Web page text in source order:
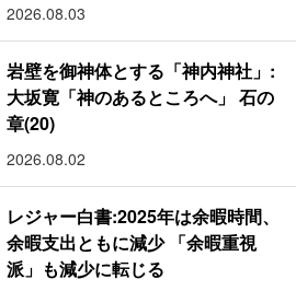
2026.08.03
岩壁を御神体とする「神内神社」:
大坂寛「神のあるところへ」 石の
章(20)
2026.08.02
レジャー白書:2025年は余暇時間、
余暇支出ともに減少 「余暇重視
派」も減少に転じる